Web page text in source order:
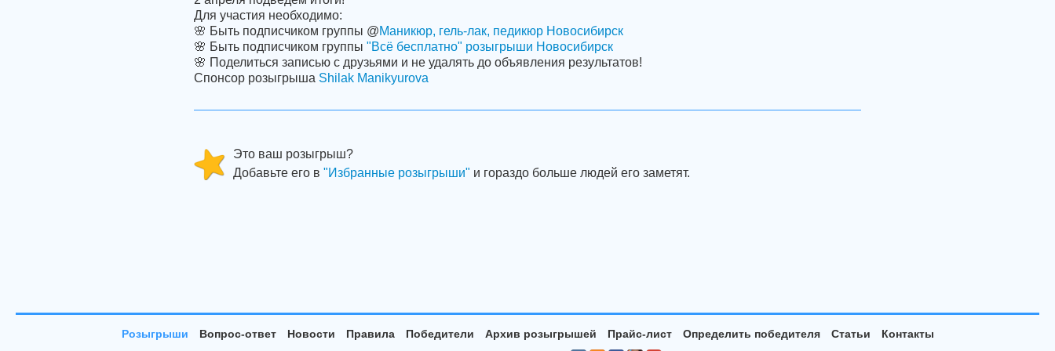
Для участия необходимо:
🌸 Быть подписчиком группы @Маникюр, гель-лак, педикюр Новосибирск
🌸 Быть подписчиком группы "Всё бесплатно" розыгрыши Новосибирск
🌸 Поделиться записью с друзьями и не удалять до объявления результатов!
Спонсор розыгрыша Shilak Manikyurova
Это ваш розыгрыш?
Добавьте его в "Избранные розыгрыши" и гораздо больше людей его заметят.
Розыгрыши Вопрос-ответ Новости Правила Победители Архив розыгрышей Прайс-лист Определить победителя Статьи Контакты